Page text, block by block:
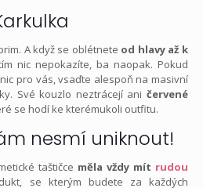
A když se oblétnete od hlavy až k
nic nepokazíte, ba naopak. Pokud
pro vás, vsaďte alespoň na masivní
Své kouzlo neztrácejí ani červené
se hodí ke kterémukoli outfitu.
nesmí uniknout!
taštičce měla vždy mít rudou
se kterým budete za každých